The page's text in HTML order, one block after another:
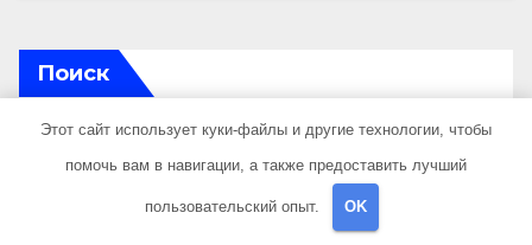
Поиск
Этот сайт использует куки-файлы и другие технологии, чтобы
помочь вам в навигации, а также предоставить лучший
пользовательский опыт. OK